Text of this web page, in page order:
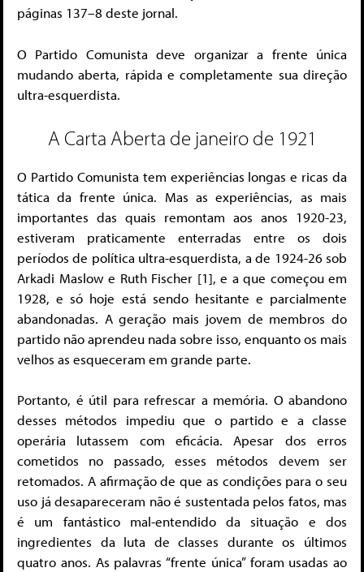
páginas 137–8 deste jornal.
O Partido Comunista deve organizar a frente única
mudando aberta, rápida e completamente sua direção
ultra-esquerdista.
A Carta Aberta de janeiro de 1921
O Partido Comunista tem experiências longas e ricas da
tática da frente única. Mas as experiências, as mais
importantes das quais remontam aos anos 1920-23,
estiveram praticamente enterradas entre os dois
períodos de política ultra-esquerdista, a de 1924-26 sob
Arkadi Maslow e Ruth Fischer [1], e a que começou em
1928, e só hoje está sendo hesitante e parcialmente
abandonadas. A geração mais jovem de membros do
partido não aprendeu nada sobre isso, enquanto os mais
velhos as esqueceram em grande parte.
Portanto, é útil para refrescar a memória. O abandono
desses métodos impediu que o partido e a classe
operária lutassem com eficácia. Apesar dos erros
cometidos no passado, esses métodos devem ser
retomados. A afirmação de que as condições para o seu
uso já desapareceram não é sustentada pelos fatos, mas
é um fantástico mal-entendido da situação e dos
ingredientes da luta de classes durante os últimos
quatro anos. As palavras “frente única” foram usadas ao